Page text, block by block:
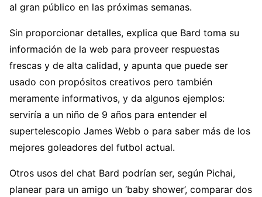
al gran público en las próximas semanas.
Sin proporcionar detalles, explica que Bard toma su
información de la web para proveer respuestas
frescas y de alta calidad, y apunta que puede ser
usado con propósitos creativos pero también
meramente informativos, y da algunos ejemplos:
serviría a un niño de 9 años para entender el
supertelescopio James Webb o para saber más de los
mejores goleadores del futbol actual.
Otros usos del chat Bard podrían ser, según Pichai,
planear para un amigo un ‘baby shower’, comparar dos